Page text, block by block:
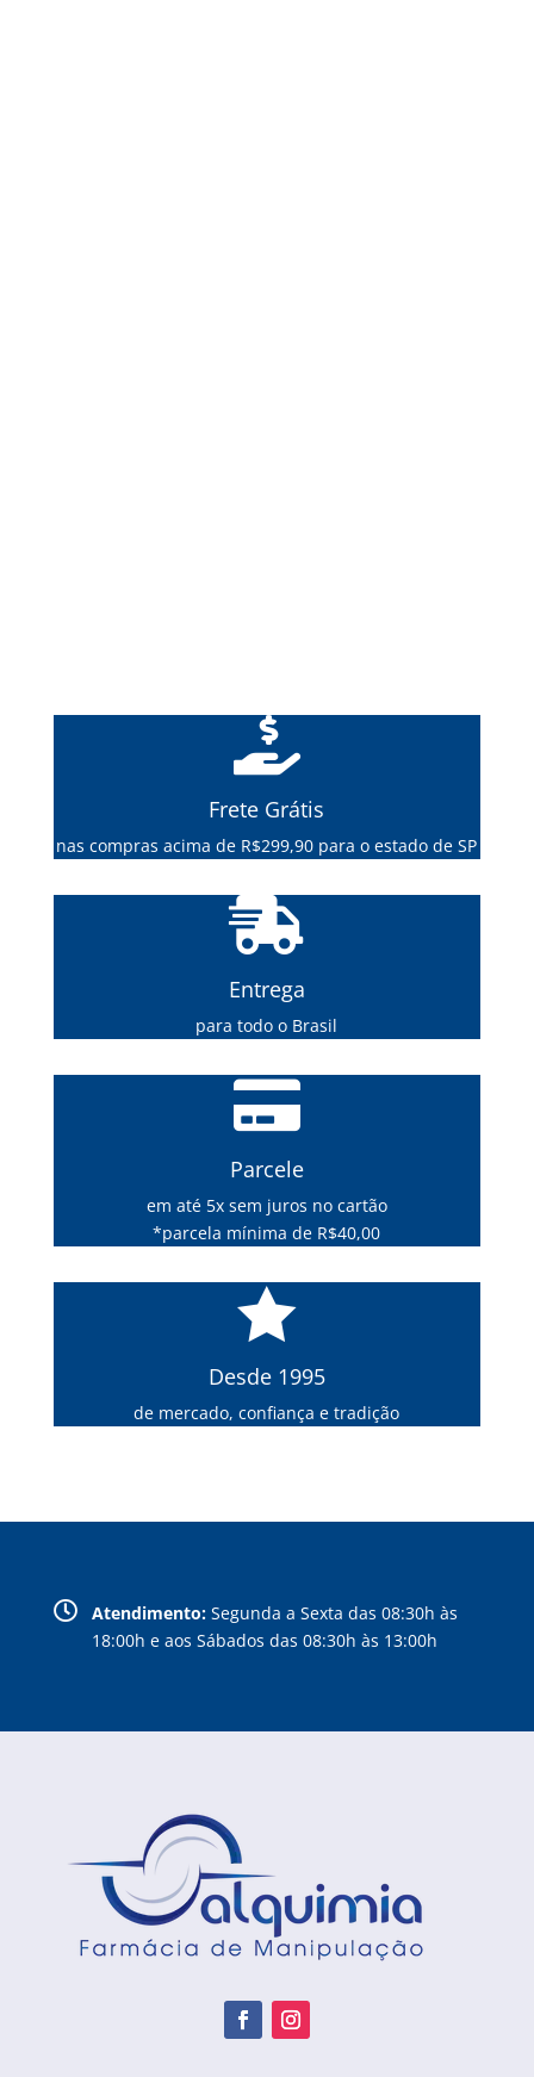

Frete Grátis
nas compras acima de R$299,90 para o estado de SP

Entrega
para todo o Brasil

Parcele
em até 5x sem juros no cartão
*parcela mínima de R$40,00

Desde 1995
de mercado, confiança e tradição
 Atendimento:Segunda a Sexta das 08:30h às
18:00h e aos Sábados das 08:30h às 13:00h